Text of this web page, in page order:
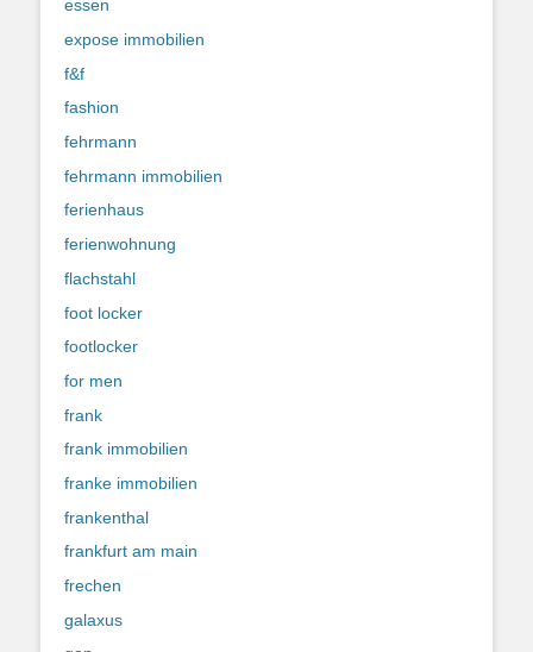
essen
expose immobilien
f&f
fashion
fehrmann
fehrmann immobilien
ferienhaus
ferienwohnung
flachstahl
foot locker
footlocker
for men
frank
frank immobilien
franke immobilien
frankenthal
frankfurt am main
frechen
galaxus